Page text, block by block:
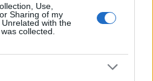
Use,
Sharing of my
with the
collected.